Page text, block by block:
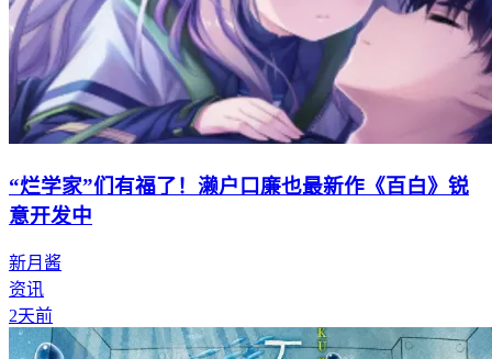
“烂学家”们有福了！濑户口廉也最新作《百白》锐
意开发中
新月酱
资讯
2天前